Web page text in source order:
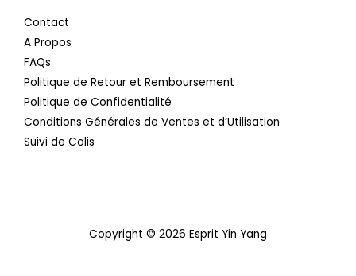
Contact
A Propos
FAQs
Politique de Retour et Remboursement
Politique de Confidentialité
Conditions Générales de Ventes et d’Utilisation
Suivi de Colis
Copyright © 2026 Esprit Yin Yang